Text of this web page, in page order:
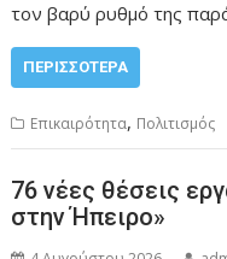
τον βαρύ ρυθμό της
ΠΕΡΙΣΣΌΤΕΡΑ
Επικαιρότητα, Πολιτισμός
76 νέες θέσεις
στην Ήπειρο»